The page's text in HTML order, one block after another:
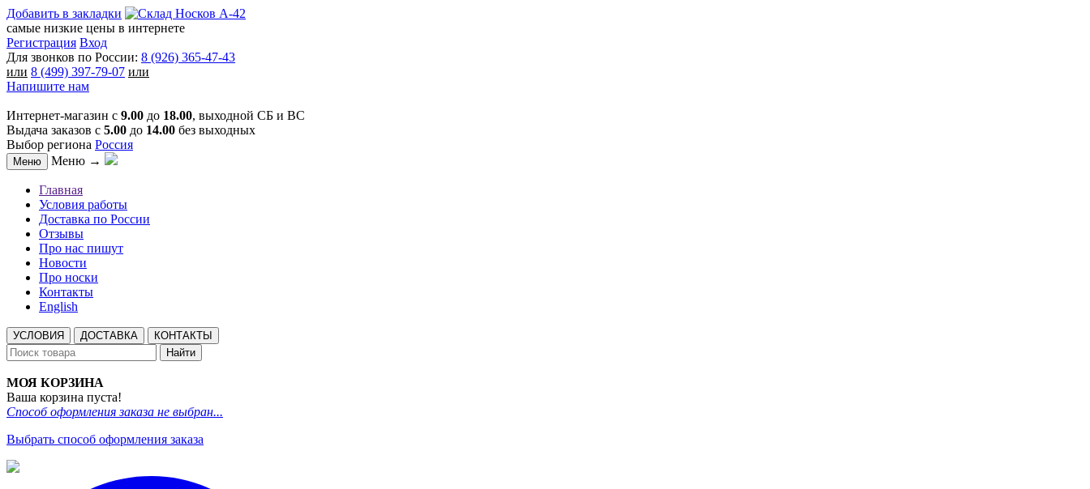
Добавить в закладки
самые низкие цены в интернете
Регистрация Вход
Для звонков по России: 8 (926) 365-47-43
или 8 (499) 397-79-07 или
Напишите нам
Интернет-магазин с 9.00 до 18.00, выходной СБ и ВС
Выдача заказов с 5.00 до 14.00 без выходных
Выбор региона Россия
Меню Меню →
Главная
Условия работы
Доставка по России
Отзывы
Про нас пишут
Новости
Про носки
Контакты
English
УСЛОВИЯ ДОСТАВКА
КОНТАКТЫ
Найти
МОЯ КОРЗИНА
Ваша корзина пуста!
Способ оформления заказа не выбран...
Выбрать способ оформления заказа